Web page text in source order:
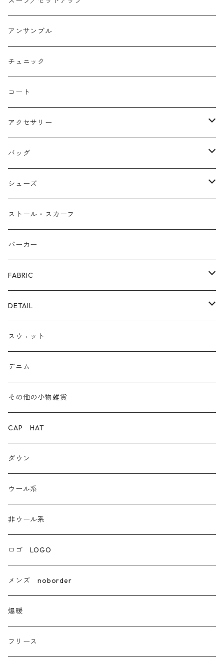
コクーン/バレル/カーブ
ストレート
チェック
リバーシブル
バルーン
サロペット オールインワン
アンサンブル
チュニック
コート
アクセサリー
ネックレス
バングル
ピアス/イヤリング
リング
バッグ
本革
布帛
カゴ
ファー
ECOレザー/ファー/ムートン
シューズ
サンダル/ミュール
スニーカー/カジュアルシューズ
パンプス/綺麗めシューズ
ブーツ
ストール・スカーフ
パーカー
FABRIC
裏毛スウェット
爆暖フリース裏起毛
ボア
デニム
ダウン
ダンガリー
ウール系
非ウール系
エコレザー合成皮革
カシミア
ラクーン フェレット フォックス
モヘア
DETAIL
ロゴ
前後２WAY
スウェット
デニム
その他の小物雑貨
CAP HAT
ダウン
ウール系
非ウール系
ロゴ LOGO
メンズ noborder
爆暖
フリース